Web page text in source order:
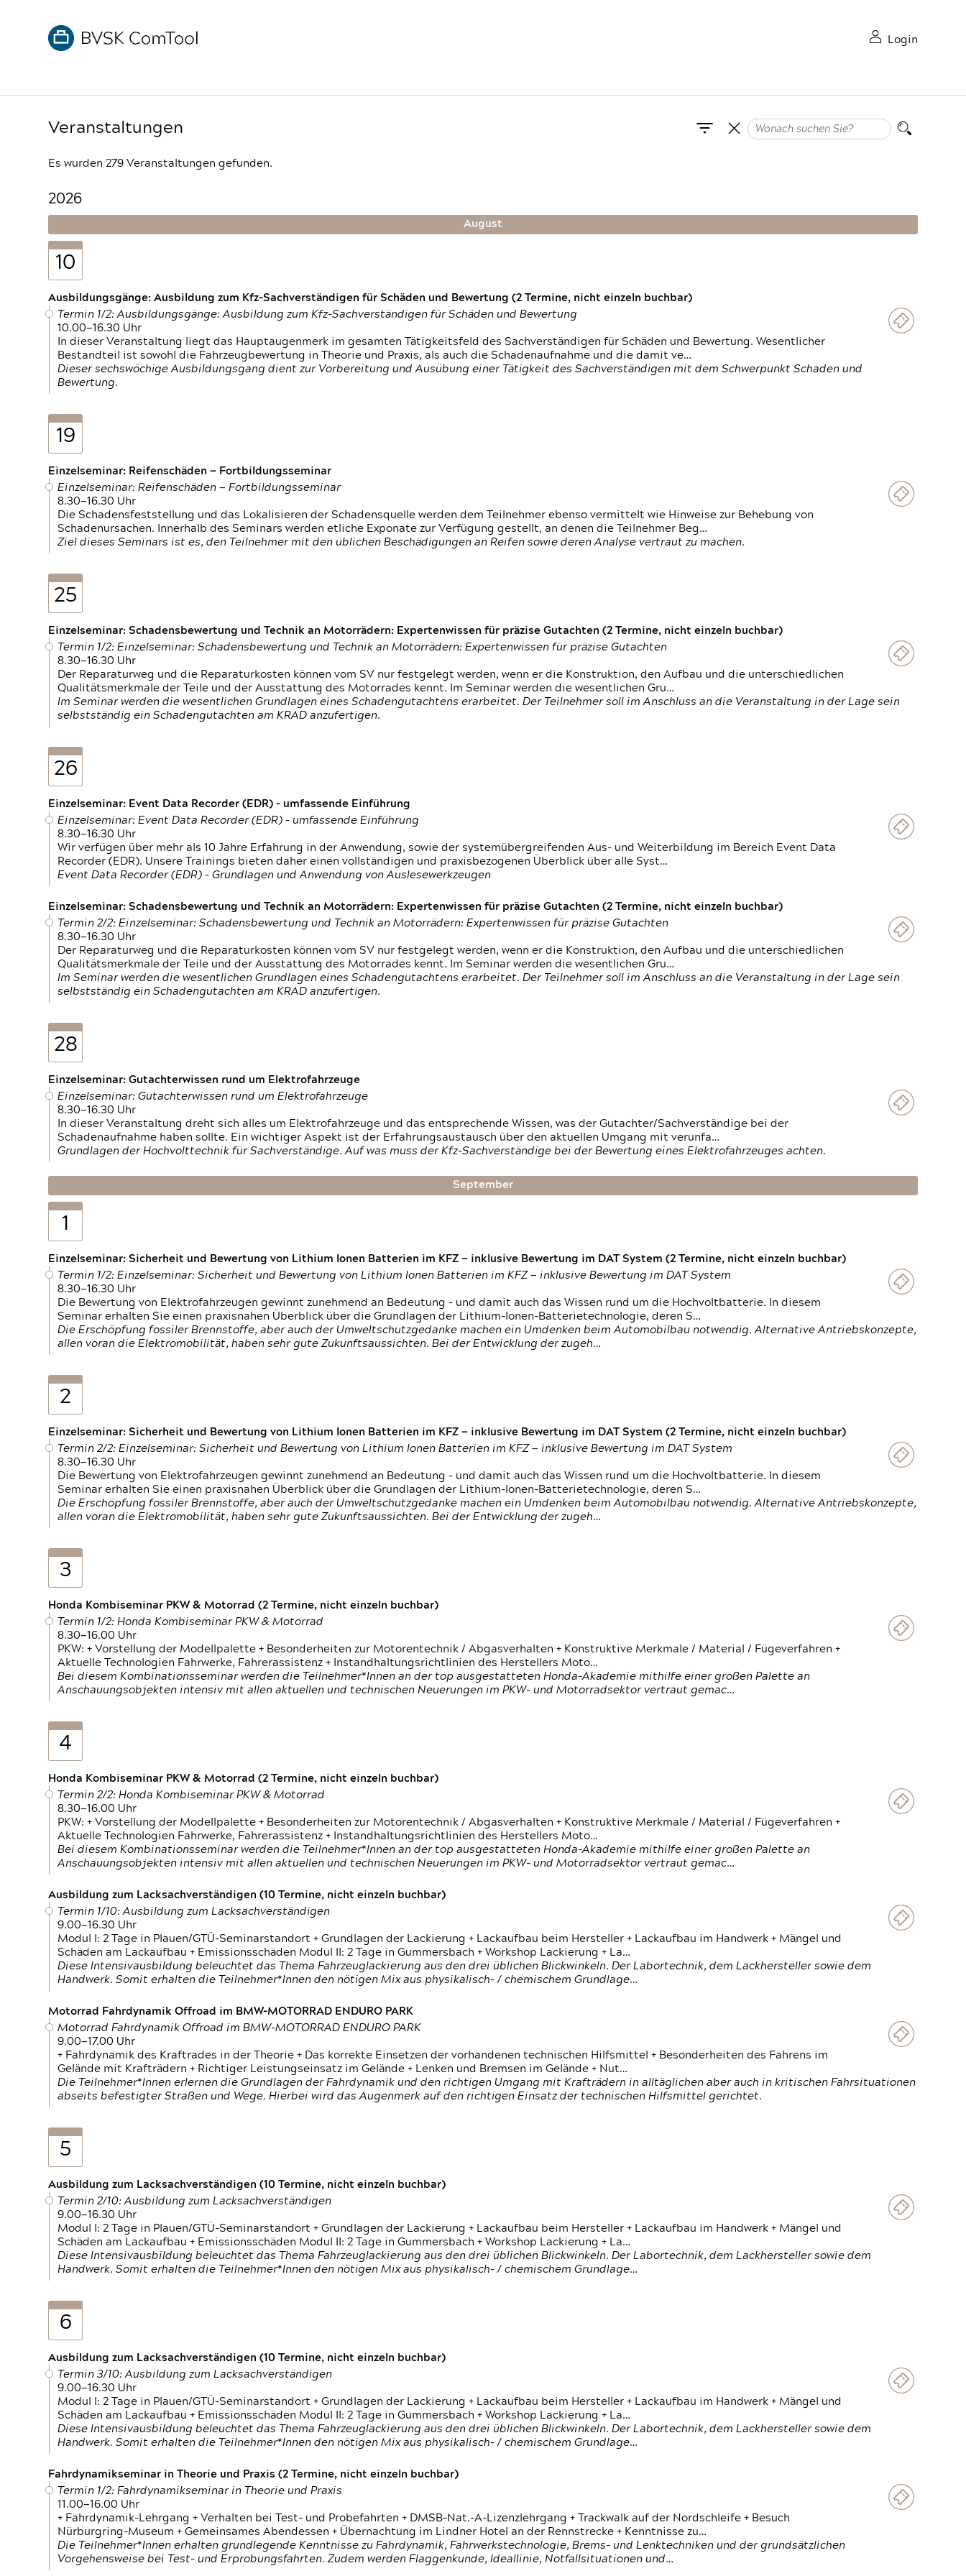
Login
Veranstaltungen
Es wurden 279 Veranstaltungen gefunden.
2026
August
10
Ausbildungsgänge: Ausbildung zum Kfz-Sachverständigen für Schäden und Bewertung (2 Termine, nicht einzeln buchbar)
Termin 1/2: Ausbildungsgänge: Ausbildung zum Kfz-Sachverständigen für Schäden und Bewertung
10.00—16.30 Uhr
In dieser Veranstaltung liegt das Hauptaugenmerk im gesamten Tätigkeitsfeld des Sachverständigen für Schäden und Bewertung. Wesentlicher
Bestandteil ist sowohl die Fahrzeugbewertung in Theorie und Praxis, als auch die Schadenaufnahme und die damit ve…
Dieser sechswöchige Ausbildungsgang dient zur Vorbereitung und Ausübung einer Tätigkeit des Sachverständigen mit dem Schwerpunkt Schaden und
Bewertung.
19
Einzelseminar: Reifenschäden — Fortbildungsseminar
Einzelseminar: Reifenschäden — Fortbildungsseminar
8.30—16.30 Uhr
Die Schadensfeststellung und das Lokalisieren der Schadensquelle werden dem Teilnehmer ebenso vermittelt wie Hinweise zur Behebung von
Schadenursachen. Innerhalb des Seminars werden etliche Exponate zur Verfügung gestellt, an denen die Teilnehmer Beg…
Ziel dieses Seminars ist es, den Teilnehmer mit den üblichen Beschädigungen an Reifen sowie deren Analyse vertraut zu machen.
25
Einzelseminar: Schadensbewertung und Technik an Motorrädern: Expertenwissen für präzise Gutachten (2 Termine, nicht einzeln buchbar)
Termin 1/2: Einzelseminar: Schadensbewertung und Technik an Motorrädern: Expertenwissen für präzise Gutachten
8.30—16.30 Uhr
Der Reparaturweg und die Reparaturkosten können vom SV nur festgelegt werden, wenn er die Konstruktion, den Aufbau und die unterschiedlichen
Qualitätsmerkmale der Teile und der Ausstattung des Motorrades kennt. Im Seminar werden die wesentlichen Gru…
Im Seminar werden die wesentlichen Grundlagen eines Schadengutachtens erarbeitet. Der Teilnehmer soll im Anschluss an die Veranstaltung in der Lage sein
selbstständig ein Schadengutachten am KRAD anzufertigen.
26
Einzelseminar: Event Data Recorder (EDR) – umfassende Einführung
Einzelseminar: Event Data Recorder (EDR) – umfassende Einführung
8.30—16.30 Uhr
Wir verfügen über mehr als 10 Jahre Erfahrung in der Anwendung, sowie der systemübergreifenden Aus- und Weiterbildung im Bereich Event Data
Recorder (EDR). Unsere Trainings bieten daher einen vollständigen und praxisbezogenen Überblick über alle Syst…
Event Data Recorder (EDR) – Grundlagen und Anwendung von Auslesewerkzeugen
Einzelseminar: Schadensbewertung und Technik an Motorrädern: Expertenwissen für präzise Gutachten (2 Termine, nicht einzeln buchbar)
Termin 2/2: Einzelseminar: Schadensbewertung und Technik an Motorrädern: Expertenwissen für präzise Gutachten
8.30—16.30 Uhr
Der Reparaturweg und die Reparaturkosten können vom SV nur festgelegt werden, wenn er die Konstruktion, den Aufbau und die unterschiedlichen
Qualitätsmerkmale der Teile und der Ausstattung des Motorrades kennt. Im Seminar werden die wesentlichen Gru…
Im Seminar werden die wesentlichen Grundlagen eines Schadengutachtens erarbeitet. Der Teilnehmer soll im Anschluss an die Veranstaltung in der Lage sein
selbstständig ein Schadengutachten am KRAD anzufertigen.
28
Einzelseminar: Gutachterwissen rund um Elektrofahrzeuge
Einzelseminar: Gutachterwissen rund um Elektrofahrzeuge
8.30—16.30 Uhr
In dieser Veranstaltung dreht sich alles um Elektrofahrzeuge und das entsprechende Wissen, was der Gutachter/Sachverständige bei der
Schadenaufnahme haben sollte. Ein wichtiger Aspekt ist der Erfahrungsaustausch über den aktuellen Umgang mit verunfa…
Grundlagen der Hochvolttechnik für Sachverständige. Auf was muss der Kfz-Sachverständige bei der Bewertung eines Elektrofahrzeuges achten.
September
1
Einzelseminar: Sicherheit und Bewertung von Lithium Ionen Batterien im KFZ — inklusive Bewertung im DAT System (2 Termine, nicht einzeln buchbar)
Termin 1/2: Einzelseminar: Sicherheit und Bewertung von Lithium Ionen Batterien im KFZ — inklusive Bewertung im DAT System
8.30—16.30 Uhr
Die Bewertung von Elektrofahrzeugen gewinnt zunehmend an Bedeutung – und damit auch das Wissen rund um die Hochvoltbatterie. In diesem
Seminar erhalten Sie einen praxisnahen Überblick über die Grundlagen der Lithium-Ionen-Batterietechnologie, deren S…
Die Erschöpfung fossiler Brennstoffe, aber auch der Umweltschutzgedanke machen ein Umdenken beim Automobilbau notwendig. Alternative Antriebskonzepte,
allen voran die Elektromobilität, haben sehr gute Zukunftsaussichten. Bei der Entwicklung der zugeh…
2
Einzelseminar: Sicherheit und Bewertung von Lithium Ionen Batterien im KFZ — inklusive Bewertung im DAT System (2 Termine, nicht einzeln buchbar)
Termin 2/2: Einzelseminar: Sicherheit und Bewertung von Lithium Ionen Batterien im KFZ — inklusive Bewertung im DAT System
8.30—16.30 Uhr
Die Bewertung von Elektrofahrzeugen gewinnt zunehmend an Bedeutung – und damit auch das Wissen rund um die Hochvoltbatterie. In diesem
Seminar erhalten Sie einen praxisnahen Überblick über die Grundlagen der Lithium-Ionen-Batterietechnologie, deren S…
Die Erschöpfung fossiler Brennstoffe, aber auch der Umweltschutzgedanke machen ein Umdenken beim Automobilbau notwendig. Alternative Antriebskonzepte,
allen voran die Elektromobilität, haben sehr gute Zukunftsaussichten. Bei der Entwicklung der zugeh…
3
Honda Kombiseminar PKW & Motorrad (2 Termine, nicht einzeln buchbar)
Termin 1/2: Honda Kombiseminar PKW & Motorrad
8.30—16.00 Uhr
PKW: + Vorstellung der Modellpalette + Besonderheiten zur Motorentechnik / Abgasverhalten + Konstruktive Merkmale / Material / Fügeverfahren +
Aktuelle Technologien Fahrwerke, Fahrerassistenz + Instandhaltungsrichtlinien des Herstellers Moto…
Bei diesem Kombinationsseminar werden die Teilnehmer*Innen an der top ausgestatteten Honda-Akademie mithilfe einer großen Palette an
Anschauungsobjekten intensiv mit allen aktuellen und technischen Neuerungen im PKW- und Motorradsektor vertraut gemac…
4
Honda Kombiseminar PKW & Motorrad (2 Termine, nicht einzeln buchbar)
Termin 2/2: Honda Kombiseminar PKW & Motorrad
8.30—16.00 Uhr
PKW: + Vorstellung der Modellpalette + Besonderheiten zur Motorentechnik / Abgasverhalten + Konstruktive Merkmale / Material / Fügeverfahren +
Aktuelle Technologien Fahrwerke, Fahrerassistenz + Instandhaltungsrichtlinien des Herstellers Moto…
Bei diesem Kombinationsseminar werden die Teilnehmer*Innen an der top ausgestatteten Honda-Akademie mithilfe einer großen Palette an
Anschauungsobjekten intensiv mit allen aktuellen und technischen Neuerungen im PKW- und Motorradsektor vertraut gemac…
Ausbildung zum Lacksachverständigen (10 Termine, nicht einzeln buchbar)
Termin 1/10: Ausbildung zum Lacksachverständigen
9.00—16.30 Uhr
Modul I: 2 Tage in Plauen/GTÜ-Seminarstandort + Grundlagen der Lackierung + Lackaufbau beim Hersteller + Lackaufbau im Handwerk + Mängel und
Schäden am Lackaufbau + Emissionsschäden Modul II: 2 Tage in Gummersbach + Workshop Lackierung + La…
Diese Intensivausbildung beleuchtet das Thema Fahrzeuglackierung aus den drei üblichen Blickwinkeln. Der Labortechnik, dem Lackhersteller sowie dem
Handwerk. Somit erhalten die Teilnehmer*Innen den nötigen Mix aus physikalisch- / chemischem Grundlage…
Motorrad Fahrdynamik Offroad im BMW-MOTORRAD ENDURO PARK
Motorrad Fahrdynamik Offroad im BMW-MOTORRAD ENDURO PARK
9.00—17.00 Uhr
+ Fahrdynamik des Kraftrades in der Theorie + Das korrekte Einsetzen der vorhandenen technischen Hilfsmittel + Besonderheiten des Fahrens im
Gelände mit Krafträdern + Richtiger Leistungseinsatz im Gelände + Lenken und Bremsen im Gelände + Nut…
Die Teilnehmer*Innen erlernen die Grundlagen der Fahrdynamik und den richtigen Umgang mit Krafträdern in alltäglichen aber auch in kritischen Fahrsituationen
abseits befestigter Straßen und Wege. Hierbei wird das Augenmerk auf den richtigen Einsatz der technischen Hilfsmittel gerichtet.
5
Ausbildung zum Lacksachverständigen (10 Termine, nicht einzeln buchbar)
Termin 2/10: Ausbildung zum Lacksachverständigen
9.00—16.30 Uhr
Modul I: 2 Tage in Plauen/GTÜ-Seminarstandort + Grundlagen der Lackierung + Lackaufbau beim Hersteller + Lackaufbau im Handwerk + Mängel und
Schäden am Lackaufbau + Emissionsschäden Modul II: 2 Tage in Gummersbach + Workshop Lackierung + La…
Diese Intensivausbildung beleuchtet das Thema Fahrzeuglackierung aus den drei üblichen Blickwinkeln. Der Labortechnik, dem Lackhersteller sowie dem
Handwerk. Somit erhalten die Teilnehmer*Innen den nötigen Mix aus physikalisch- / chemischem Grundlage…
6
Ausbildung zum Lacksachverständigen (10 Termine, nicht einzeln buchbar)
Termin 3/10: Ausbildung zum Lacksachverständigen
9.00—16.30 Uhr
Modul I: 2 Tage in Plauen/GTÜ-Seminarstandort + Grundlagen der Lackierung + Lackaufbau beim Hersteller + Lackaufbau im Handwerk + Mängel und
Schäden am Lackaufbau + Emissionsschäden Modul II: 2 Tage in Gummersbach + Workshop Lackierung + La…
Diese Intensivausbildung beleuchtet das Thema Fahrzeuglackierung aus den drei üblichen Blickwinkeln. Der Labortechnik, dem Lackhersteller sowie dem
Handwerk. Somit erhalten die Teilnehmer*Innen den nötigen Mix aus physikalisch- / chemischem Grundlage…
Fahrdynamikseminar in Theorie und Praxis (2 Termine, nicht einzeln buchbar)
Termin 1/2: Fahrdynamikseminar in Theorie und Praxis
11.00—16.00 Uhr
+ Fahrdynamik-Lehrgang + Verhalten bei Test- und Probefahrten + DMSB-Nat.-A-Lizenzlehrgang + Trackwalk auf der Nordschleife + Besuch
Nürburgring-Museum + Gemeinsames Abendessen + Übernachtung im Lindner Hotel an der Rennstrecke + Kenntnisse zu…
Die Teilnehmer*Innen erhalten grundlegende Kenntnisse zu Fahrdynamik, Fahrwerkstechnologie, Brems- und Lenktechniken und der grundsätzlichen
Vorgehensweise bei Test- und Erprobungsfahrten. Zudem werden Flaggenkunde, Ideallinie, Notfallsituationen und…